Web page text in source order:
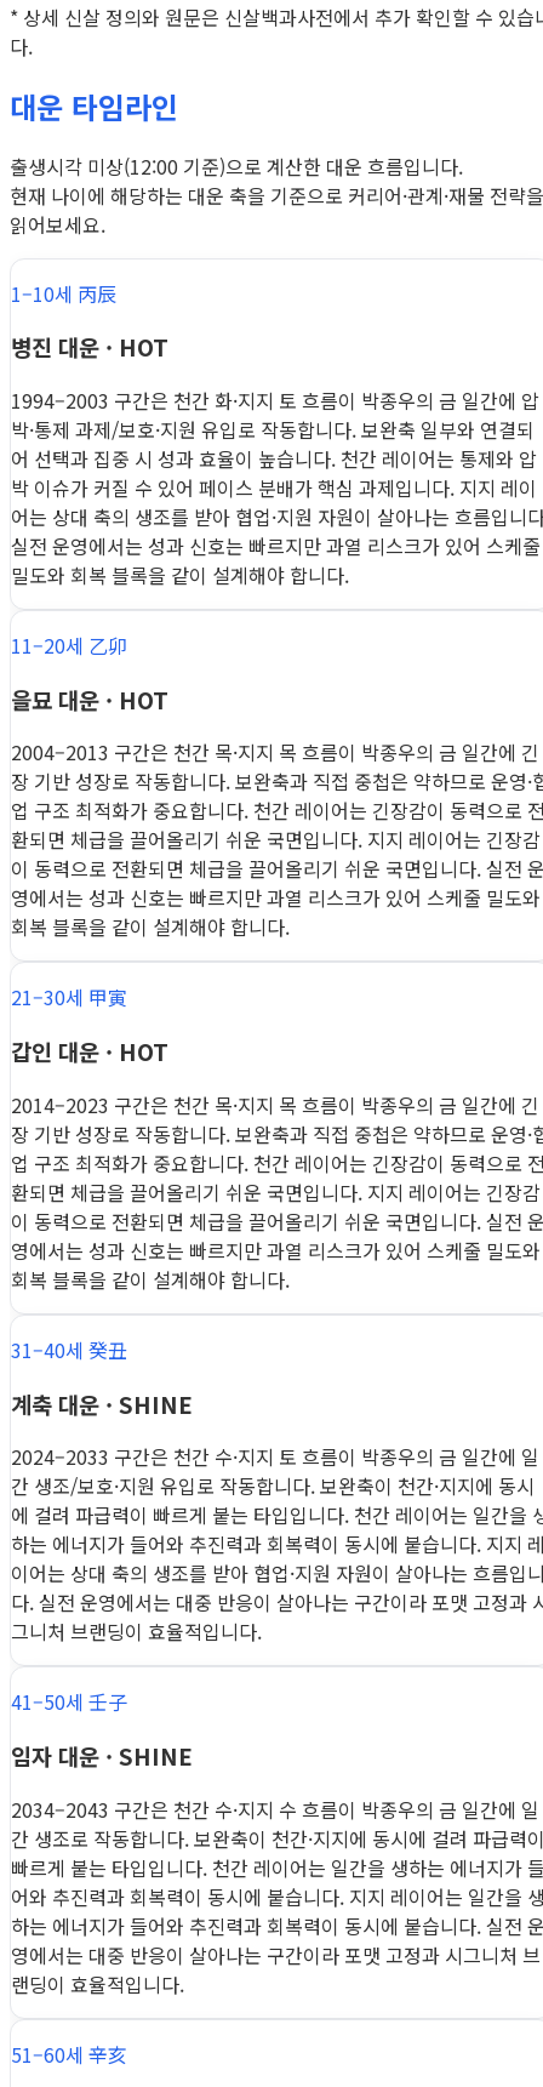
* 상세 신살 정의와 원문은 신살백과사전에서 추가 확인할 수 있습
다.
대운 타임라인
출생시각 미상(12:00 기준)으로 계산한 대운 흐름입니다.
현재 나이에 해당하는 대운 축을 기준으로 커리어·관계·재물 전략을
읽어보세요.
1–10세 丙辰
병진 대운 · HOT
1994–2003 구간은 천간 화·지지 토 흐름이 박종우의 금 일간에 압
박·통제 과제/보호·지원 유입로 작동합니다. 보완축 일부와 연결되
어 선택과 집중 시 성과 효율이 높습니다. 천간 레이어는 통제와 압
박 이슈가 커질 수 있어 페이스 분배가 핵심 과제입니다. 지지 레이
어는 상대 축의 생조를 받아 협업·지원 자원이 살아나는 흐름입니
실전 운영에서는 성과 신호는 빠르지만 과열 리스크가 있어 스케줄
밀도와 회복 블록을 같이 설계해야 합니다.
11–20세 乙卯
을묘 대운 · HOT
2004–2013 구간은 천간 목·지지 목 흐름이 박종우의 금 일간에 긴
장 기반 성장로 작동합니다. 보완축과 직접 중첩은 약하므로 운영·
업 구조 최적화가 중요합니다. 천간 레이어는 긴장감이 동력으로
환되면 체급을 끌어올리기 쉬운 국면입니다. 지지 레이어는 긴장감
이 동력으로 전환되면 체급을 끌어올리기 쉬운 국면입니다. 실전
영에서는 성과 신호는 빠르지만 과열 리스크가 있어 스케줄 밀도와
회복 블록을 같이 설계해야 합니다.
21–30세 甲寅
갑인 대운 · HOT
2014–2023 구간은 천간 목·지지 목 흐름이 박종우의 금 일간에 긴
장 기반 성장로 작동합니다. 보완축과 직접 중첩은 약하므로 운영·
업 구조 최적화가 중요합니다. 천간 레이어는 긴장감이 동력으로
환되면 체급을 끌어올리기 쉬운 국면입니다. 지지 레이어는 긴장감
이 동력으로 전환되면 체급을 끌어올리기 쉬운 국면입니다. 실전
영에서는 성과 신호는 빠르지만 과열 리스크가 있어 스케줄 밀도와
회복 블록을 같이 설계해야 합니다.
31–40세 癸丑
계축 대운 · SHINE
2024–2033 구간은 천간 수·지지 토 흐름이 박종우의 금 일간에 일
간 생조/보호·지원 유입로 작동합니다. 보완축이 천간·지지에 동시
에 걸려 파급력이 빠르게 붙는 타입입니다. 천간 레이어는 일간을
하는 에너지가 들어와 추진력과 회복력이 동시에 붙습니다. 지지
이어는 상대 축의 생조를 받아 협업·지원 자원이 살아나는 흐름입
다. 실전 운영에서는 대중 반응이 살아나는 구간이라 포맷 고정과
그니처 브랜딩이 효율적입니다.
41–50세 壬子
임자 대운 · SHINE
2034–2043 구간은 천간 수·지지 수 흐름이 박종우의 금 일간에 일
간 생조로 작동합니다. 보완축이 천간·지지에 동시에 걸려 파급력
빠르게 붙는 타입입니다. 천간 레이어는 일간을 생하는 에너지가
어와 추진력과 회복력이 동시에 붙습니다. 지지 레이어는 일간을
하는 에너지가 들어와 추진력과 회복력이 동시에 붙습니다. 실전
영에서는 대중 반응이 살아나는 구간이라 포맷 고정과 시그니처 브
랜딩이 효율적입니다.
51–60세 辛亥